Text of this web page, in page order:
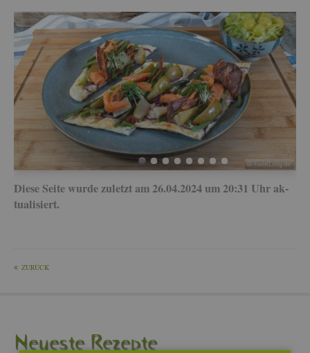
Diese Seite wurde zu­letzt am 26.04.2024 um 20:31 Uhr ak­
tua­li­siert.
ZU­RÜCK
Neu­es­te Re­zep­te